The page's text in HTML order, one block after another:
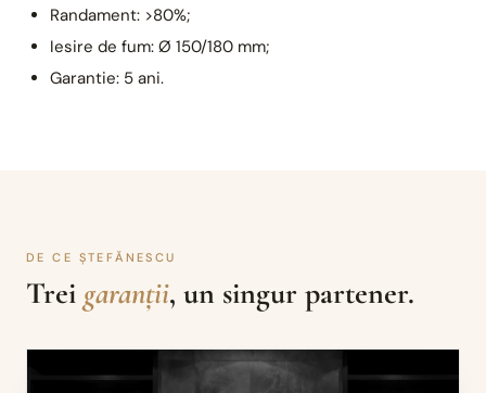
Randament: >80%;
Iesire de fum: Ø 150/180 mm;
Garantie: 5 ani.
DE CE ȘTEFĂNESCU
Trei garanții, un singur partener.